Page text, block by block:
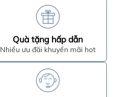
Quà tặng hấp dẫn
Nhiều ưu đãi khuyến mãi hot